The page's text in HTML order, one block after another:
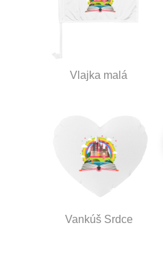
Vlajka malá
Vankúš Srdce